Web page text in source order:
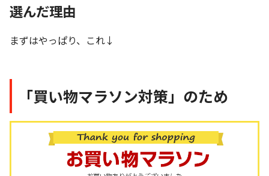
選んだ理由
まずはやっぱり、これ↓
「買い物マラソン対策」のため